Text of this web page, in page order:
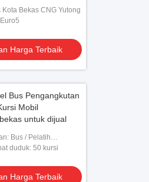
Kota Bekas CNG Yutong
Harga Terbaik
Bus Pengangkutan
Mobil
untuk dijual
Bus / Pelatih
duduk: 50 kursi
Harga Terbaik